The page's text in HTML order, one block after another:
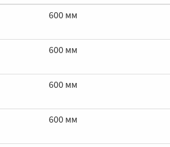
600 мм
600 мм
600 мм
600 мм